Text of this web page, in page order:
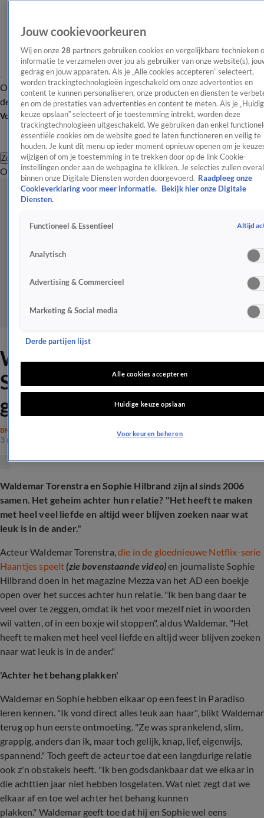
OverzichtAfleveringen Entertainment TV Algemeen
Tip
de redactieNieuwsbrief
Volg Shownieuws
Zoeken
OverzichtEntertainmentSpraakmakendRealityCrimeVideo's
Waldemar Torenstra en
Sophie Hilbrand onthullen
geheim achter relatie
BN'ERS
3 mrt 2025, 16:56
Waldemar Torenstra en Sophie Hilbrand zijn al sinds 2006
samen. Het geheim achter hun relatie? "Het heeft te maken
met heel veel liefde en altijd weer blijven zoeken naar wat
leuk is in de ander."
Acteur Waldemar Torenstra,die in de gloednieuwe Netflix-serie
Haantjes speelt(zie bovenstaande video)en journaliste Sophie
Hilbrand doen in het magazine Mezza van het AD een boekje
open over het succes achter hun relatie. "Ik ben bang daar te
veel over te zeggen, omdat ik het voor mezelf niet in woorden
wil vatten, of in een boxje wil stoppen", aldus Waldemar. "Het
heeft te maken met heel veel liefde en altijd weer blijven zoeken
naar wat leuk is in de ander."
'Achter het behang plakken'
Waldemar en Sophie hebben elkaar op een feest in Paradiso
leren kennen. "Ik vond direct alles leuk aan haar", blikt Waldemar
terug op hun eerste ontmoeting. "Ze was sprankelend, slim,
grappig, anders dan ik, maar toch gelijk, knap, lief, eigenwijs,
spannend." Toch geeft de acteur toe dat een langdurige relatie
ook z'n obstakels heeft. "Ik ben godsdankbaar dat we elkaar in
die achttien jaar niet hebben losgelaten. Wat niet zegt dat we
elkaar af en toe wel achter het behang kunnen
plakken." Waldemar geeft toe dat hij en Sophie wel eens
Jouw cookievoorkeuren
Wij en onze 28 partners gebruiken cookies en vergelijkbare technieken
informatie te verzamelen over jou als gebruiker van onze website(s),
gedrag en jouw apparaten. Als je „Alle cookies accepteren” selecteert,
worden trackingtechnologieën ingeschakeld om onze advertenties en
content te kunnen personaliseren, onze producten en diensten te
en om de prestaties van advertenties en content te meten. Als je
keuze opslaan” selecteert of je toestemming intrekt, worden deze
trackingtechnologieën uitgeschakeld. We gebruiken dan enkel
essentiële cookies om de website goed te laten functioneren en veilig te
houden. Je kunt dit menu op ieder moment opnieuw openen om je
wijzigen of om je toestemming in te trekken door op de link Cookie-
instellingen onder aan de webpagina te klikken. Je selecties zullen overal
binnen onze Digitale Diensten worden doorgevoerd. Raadpleeg onze
Cookieverklaring voor meer informatie.
Bekijk hier onze Digitale
Diensten.
Functioneel & Essentieel Altijd
Analytisch
Advertising & Commercieel
Marketing & Social media
Derde partijen lijst
Alle cookies accepteren
Huidige keuze opslaan
Voorkeuren beheren